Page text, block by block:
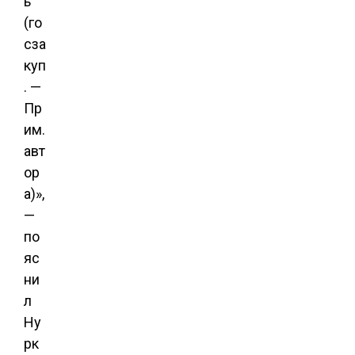
(го
сза
куп
. —
Пр
им.
авт
ор
а)»,
—
по
яс
ни
л
Ну
рк